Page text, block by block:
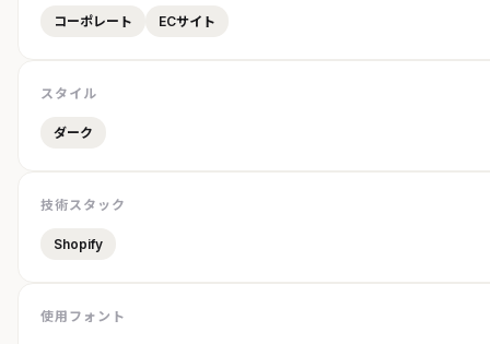
コーポレート ECサイト
スタイル
ダーク
技術スタック
Shopify
使用フォント